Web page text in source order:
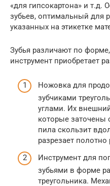
«для гипсокартона» и т.д.
зубьев, оптимальный для
указанных на этикетке
Зубья различают по
инструмент приобретает
Ножовка для
зубчиками
углами. Их
которые заточены
пила скользит
разрезает
Инструмент для
зубьями в форме
треугольника.